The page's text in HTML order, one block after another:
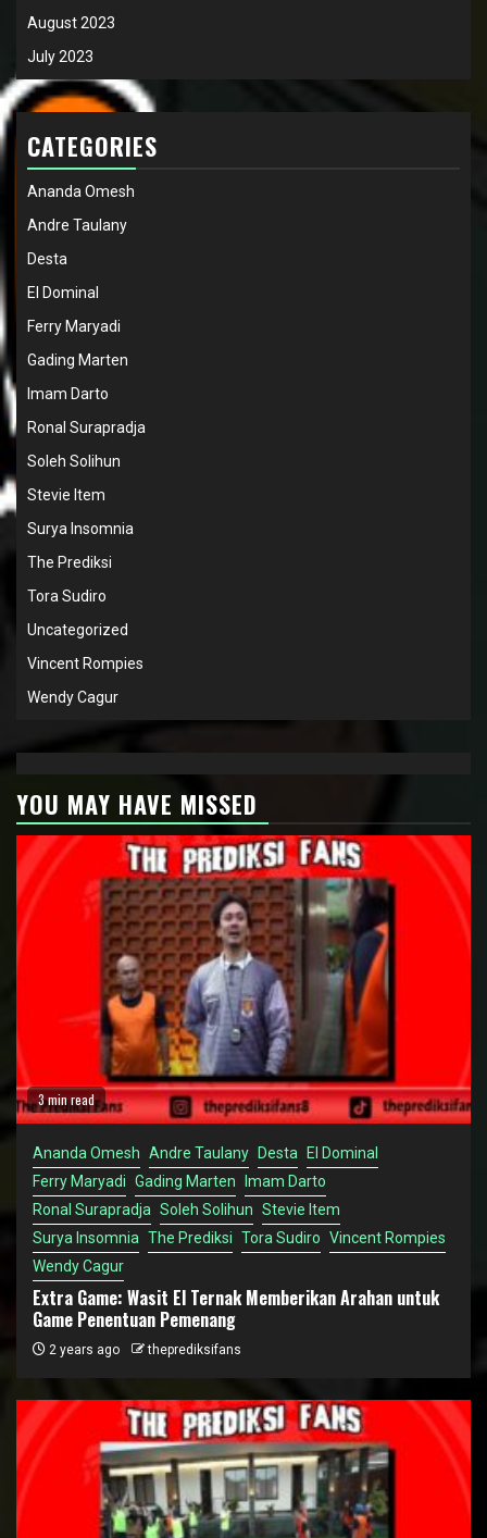
August 2023
July 2023
CATEGORIES
Ananda Omesh
Andre Taulany
Desta
El Dominal
Ferry Maryadi
Gading Marten
Imam Darto
Ronal Surapradja
Soleh Solihun
Stevie Item
Surya Insomnia
The Prediksi
Tora Sudiro
Uncategorized
Vincent Rompies
Wendy Cagur
YOU MAY HAVE MISSED
3 min read
Ananda Omesh Andre Taulany Desta
El Dominal
Ferry Maryadi Gading Marten
Imam Darto
Ronal Surapradja Soleh Solihun Stevie Item
Surya Insomnia The Prediksi Tora Sudiro Vincent Rompies
Wendy Cagur
Extra Game: Wasit El Ternak Memberikan Arahan untuk
Game Penentuan Pemenang
2 years ago theprediksifans